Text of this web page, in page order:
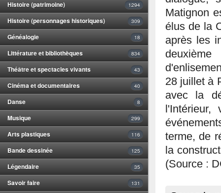
Histoire (patrimoine) 1294
Histoire (personnages historiques) 309
Généalogie 18
Littérature et bibliothèques 834
Théâtre et spectacles vivants 43
Cinéma et documentaires 40
Danse 8
Musique 299
Arts plastiques 116
Bande dessinée 125
Légendaire 35
Savoir faire 131
Matignon
élus de la
après les
28 juillet à
avec la
terme, de
la
(Source :